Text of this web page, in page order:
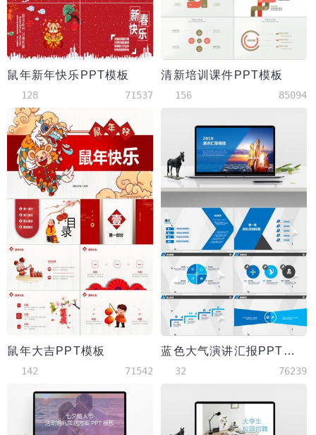
鼠年新年快乐PPT模板
128 71537
清新培训课件PPT模板
156 85094
鼠年大吉PPT模板
142 71542
蓝色大气演讲汇报PPT模板
32 76239